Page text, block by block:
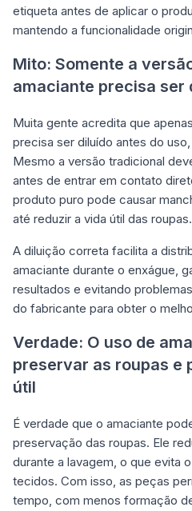
etiqueta antes de aplicar o
mantendo a funcionalidade
Mito: Somente a
amaciante precisa ser
Muita gente acredita que
precisa ser diluído antes do
Mesmo a versão tradicional
antes de entrar em contato
produto puro pode causar
até reduzir a vida útil das roupas.
A diluição correta facilita a
amaciante durante o enxágue,
resultados e evitando
do fabricante para obter o
Verdade: O uso de
preservar as roupas e
útil
É verdade que o amaciante
preservação das roupas. Ele
durante a lavagem, o que evita
tecidos. Com isso, as peças
tempo, com menos formação